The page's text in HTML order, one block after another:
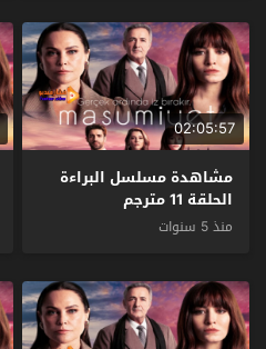
02:05:57
مشاهدة مسلسل البراءة
الحلقة 11 مترجم
منذ 5 سنوات